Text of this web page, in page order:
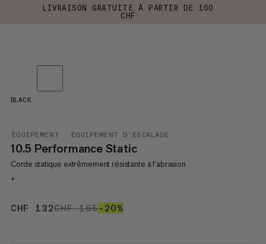
LIVRAISON GRATUITE À PARTIR DE 100
CHF
ÉQUIPEMENT ÉQUIPEMENT D'ESCALADE
10.5 Performance Static
Corde statique extrêmement résistante à l’abrasion
+
CHF 132CHF 132
CHF 165CHF 165
–20%
BLACK